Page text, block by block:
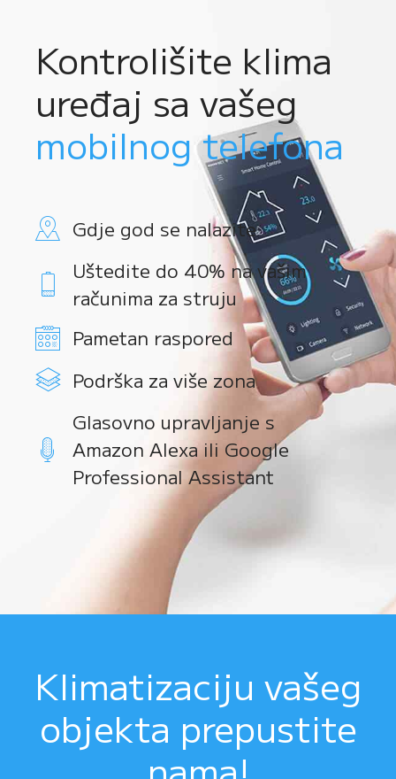
Kontrolišite klima
uređaj sa vašeg
mobilnog telefona
Gdje god se nalazite
Uštedite do 40% na vašim
računima za struju
Pametan raspored
Podrška za više zona
Glasovno upravljanje s
Amazon Alexa ili Google
Professional Assistant
Klimatizaciju vašeg
objekta prepustite